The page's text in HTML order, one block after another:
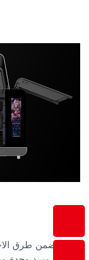
تتضمن طرق